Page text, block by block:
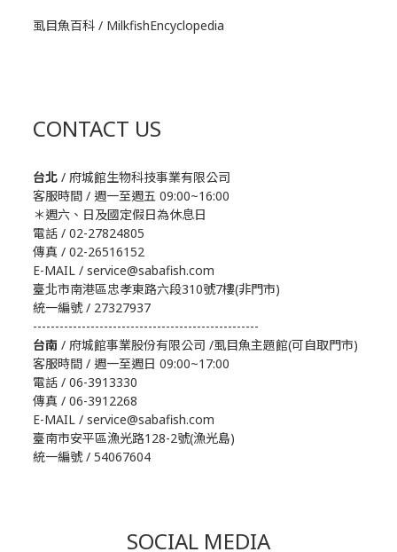
虱目魚百科 / MilkfishEncyclopedia
CONTACT US
台北 / 府城館生物科技事業有限公司
客服時間 / 週一至週五 09:00~16:00
＊週六、日及國定假日為休息日
電話 / 02-27824805
傳真 / 02-26516152
E-MAIL / service@sabafish.com
臺北市南港區忠孝東路六段310號7樓(非門市)
統一編號 / 27327937
---------------------------------------------------
台南 / 府城館事業股份有限公司 /虱目魚主題館(可自取門市)
客服時間 / 週一至週日 09:00~17:00
電話 / 06-3913330
傳真 / 06-3912268
E-MAIL / service@sabafish.com
臺南市安平區漁光路128-2號(漁光島)
統一編號 / 54067604
SOCIAL MEDIA